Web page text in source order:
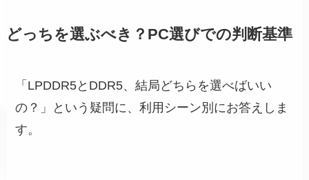
どっちを選ぶべき？PC選びでの判断基準
「LPDDR5とDDR5、結局どちらを選べばいい
の？」という疑問に、利用シーン別にお答えしま
す。